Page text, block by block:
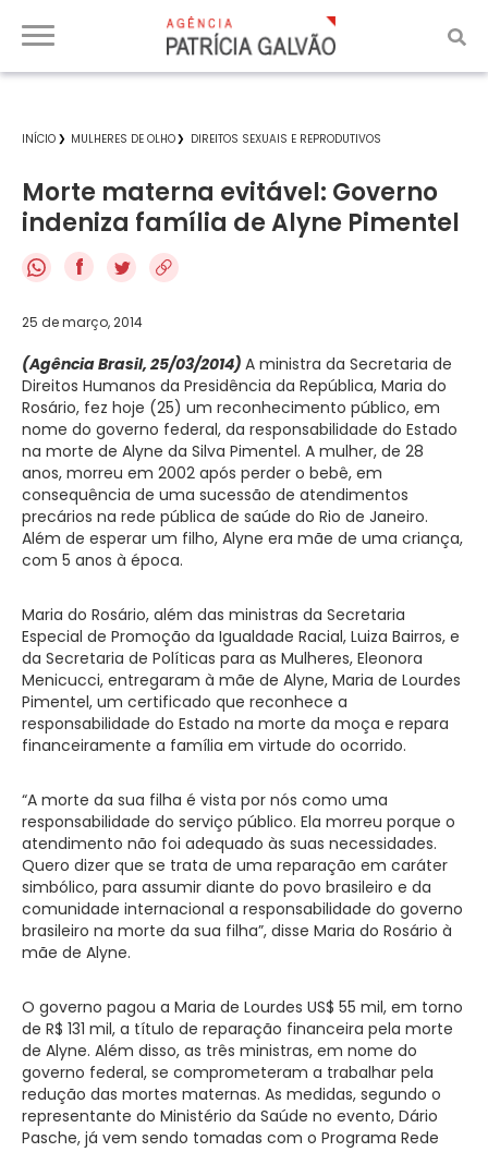
INÍCIO MULHERES DE OLHO DIREITOS SEXUAIS E REPRODUTIVOS
Morte materna evitável: Governo
indeniza família de Alyne Pimentel
f
25 de março, 2014
(Agência Brasil, 25/03/2014) A ministra da Secretaria de
Direitos Humanos da Presidência da República, Maria do
Rosário, fez hoje (25) um reconhecimento público, em
nome do governo federal, da responsabilidade do Estado
na morte de Alyne da Silva Pimentel. A mulher, de 28
anos, morreu em 2002 após perder o bebê, em
consequência de uma sucessão de atendimentos
precários na rede pública de saúde do Rio de Janeiro.
Além de esperar um filho, Alyne era mãe de uma criança,
com 5 anos à época.
Maria do Rosário, além das ministras da Secretaria
Especial de Promoção da Igualdade Racial, Luiza Bairros, e
da Secretaria de Políticas para as Mulheres, Eleonora
Menicucci, entregaram à mãe de Alyne, Maria de Lourdes
Pimentel, um certificado que reconhece a
responsabilidade do Estado na morte da moça e repara
financeiramente a família em virtude do ocorrido.
“A morte da sua filha é vista por nós como uma
responsabilidade do serviço público. Ela morreu porque o
atendimento não foi adequado às suas necessidades.
Quero dizer que se trata de uma reparação em caráter
simbólico, para assumir diante do povo brasileiro e da
comunidade internacional a responsabilidade do governo
brasileiro na morte da sua filha”, disse Maria do Rosário à
mãe de Alyne.
O governo pagou a Maria de Lourdes US$ 55 mil, em torno
de R$ 131 mil, a título de reparação financeira pela morte
de Alyne. Além disso, as três ministras, em nome do
governo federal, se comprometeram a trabalhar pela
redução das mortes maternas. As medidas, segundo o
representante do Ministério da Saúde no evento, Dário
Pasche, já vem sendo tomadas com o Programa Rede